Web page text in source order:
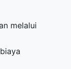
melalui